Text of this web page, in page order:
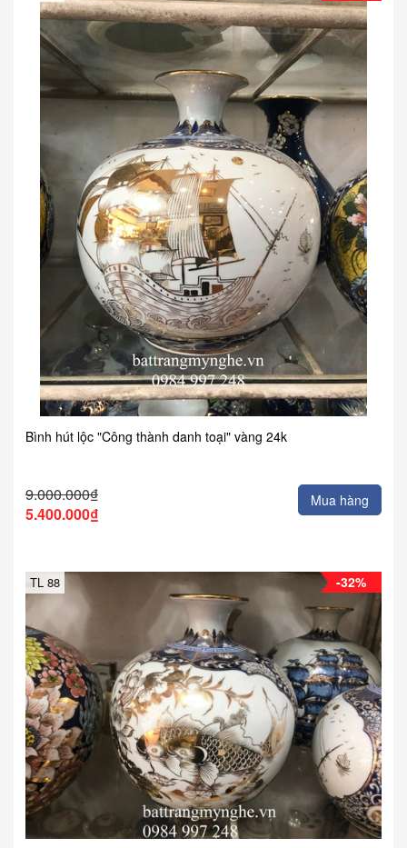
Bình hút lộc "Công thành danh toại" vàng 24k
9.000.000₫
5.400.000₫
Mua hàng
-32%
TL 88